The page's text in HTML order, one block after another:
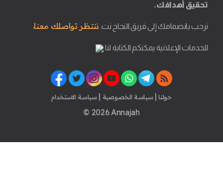
تحقيق أهدافك.
نرحب بانضمامك إلى فريق النجاح نت. ننتظر تواصلك معنا.
للخدمات الإعلانية يمكنكم الكتابة لنا
حولنا | سياسة الخصوصية | سياسة الاستخدام
© 2026 Annajah